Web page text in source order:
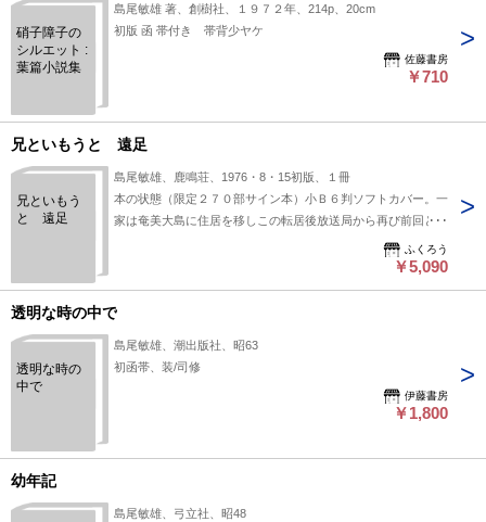
硝子障子の
シルエット :
葉篇小説集
島尾敏雄 著、創樹社、１９７２年、214p、20cm
初版 函 帯付き 帯背少ヤケ
佐藤書房
￥710
兄といもうと 遠足
兄といもう
と 遠足
島尾敏雄、鹿鳴荘、1976・8・15初版、１冊
本の状態（限定２７０部サイン本）小Ｂ６判ソフトカバー。一
家は奄美大島に住居を移しこの転居後放送局から再び前回と同
ふくろう
￥5,090
透明な時の中で
透明な時の
中で
島尾敏雄、潮出版社、昭63
初函帯、装/司修
伊藤書房
￥1,800
幼年記
島尾敏雄、弓立社、昭48